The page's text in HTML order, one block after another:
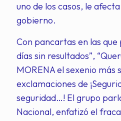
uno de los casos, le
gobierno.
Con pancartas en las que
días sin resultados”,
MORENA el sexenio más
exclamaciones de
seguridad…! El grupo
Nacional, enfatizó el